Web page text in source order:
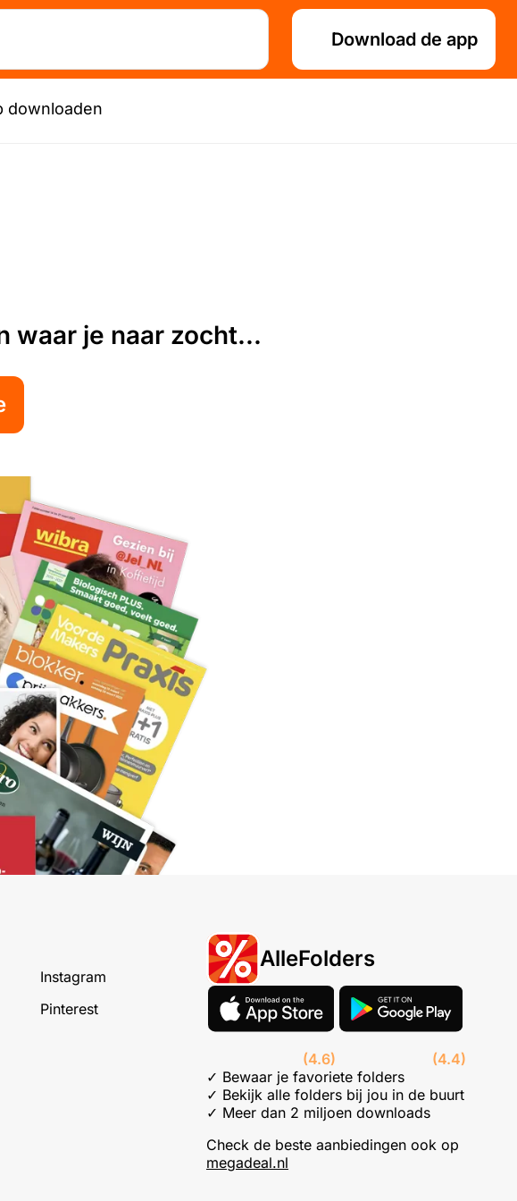
Download de app
downloaden
waar je naar zocht...
Instagram
Pinterest
AlleFolders
(4.6)
(4.4)
✓ Bewaar je favoriete folders
✓ Bekijk alle folders bij jou in de buurt
✓ Meer dan 2 miljoen downloads
Check de beste aanbiedingen ook op
megadeal.nl